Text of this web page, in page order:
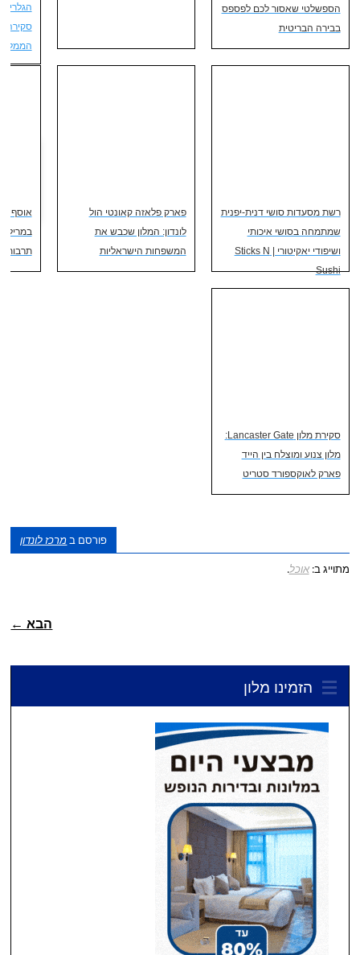
הספשלטי שאסור לכם לפספס
בבירה הבריטית
הגלריה
סקירה
רשת מסעדות סושי דנית-יפנית
שמתמחה בסושי איכותי
ושיפודי יאקיטורי | Sticks N
Sushi
פארק פלאזה קאונטי הול
לונדון: המלון שכבש את
המשפחות הישראליות
אוסף
תרבותי
סקירת מלון Lancaster Gate:
מלון צנוע ומוצלח בין הייד
פארק לאוקספורד סטריט
פורסם במרכז לונדון
מתוייג ב:אוכל.
הבא ←
הזמינו מלון